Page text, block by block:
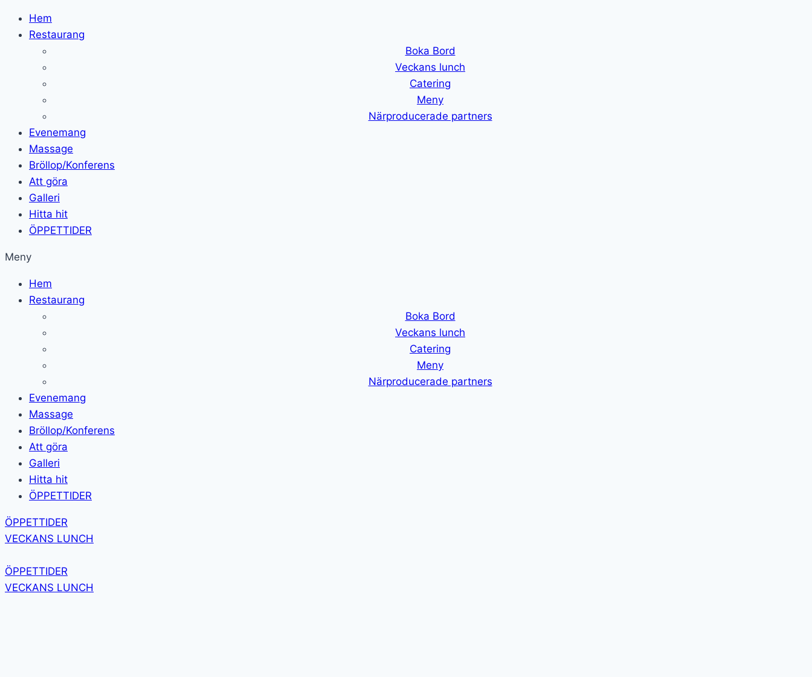
Skip
Hem
Restaurang
Boka Bord
Veckans lunch
Catering
Meny
Närproducerade partners
Evenemang
Massage
Bröllop/Konferens
Att göra
Galleri
Hitta hit
ÖPPETTIDER
Meny
Hem
Restaurang
Boka Bord
Veckans lunch
Catering
Meny
Närproducerade partners
Evenemang
Massage
Bröllop/Konferens
Att göra
Galleri
Hitta hit
ÖPPETTIDER
ÖPPETTIDER
VECKANS LUNCH
ÖPPETTIDER
VECKANS LUNCH